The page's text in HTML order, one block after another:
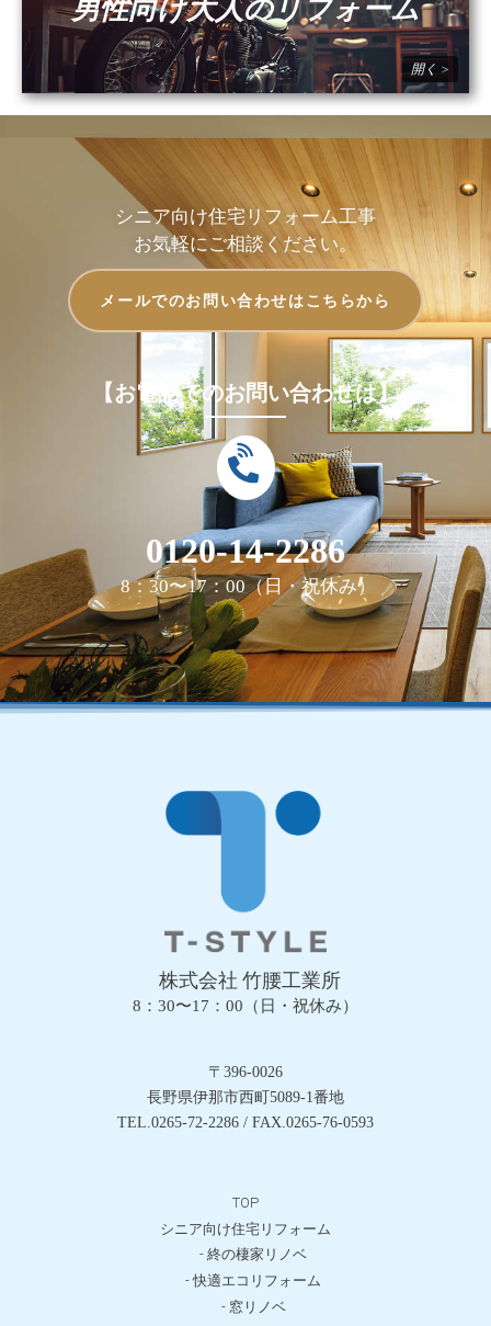
男性向け大人のリフォーム
シニア向け住宅リフォーム工事
お気軽にご相談ください。
メールでのお問い合わせはこちらから
【お電話でのお問い合わせは】
0120-14-2286
8：30〜17：00（日・祝休み）
株式会社 竹腰工業所
8：30〜17：00（日・祝休み）
〒396-0026
長野県伊那市西町5089-1番地
TEL.0265-72-2286 / FAX.0265-76-0593
TOP
シニア向け住宅リフォーム
- 終の棲家リノベ
- 快適エコリフォーム
- 窓リノベ